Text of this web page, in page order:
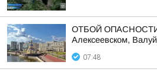
ОТБОЙ ОПАСНОСТИ
Алексеевском,
07:48